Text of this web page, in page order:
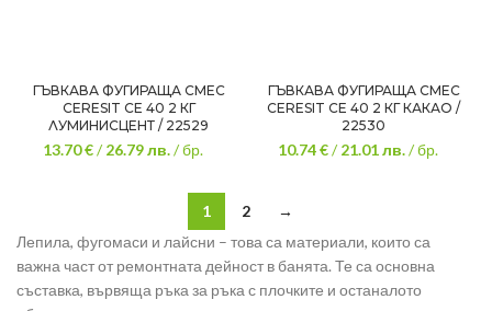
ГЪВКАВА ФУГИРАЩА СМЕС
CERESIT CE 40 2 КГ
ЛУМИНИСЦЕНТ / 22529
13.70 €/26.79лв./ бр.
ГЪВКАВА ФУГИРАЩА СМЕС
CERESIT CE 40 2 КГ КАКАО /
22530
10.74 €/21.01лв./ бр.
1 2
→
Лепила, фугомаси и лайсни – това са материали, които са
важна част от ремонтната дейност в банята. Те са основна
съставка, вървяща ръка за ръка с плочките и останалото